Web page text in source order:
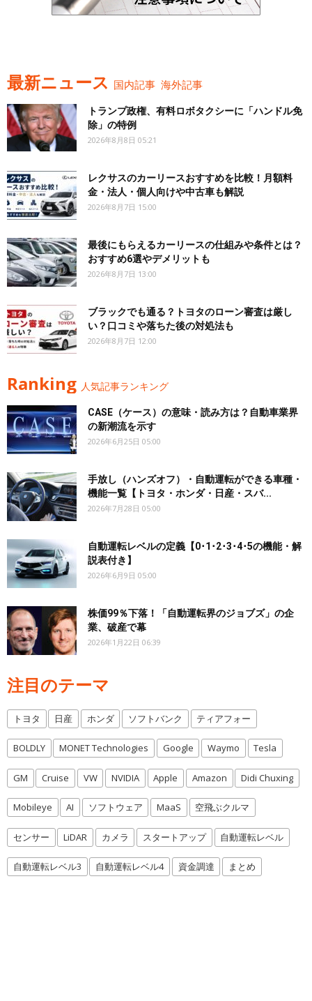
最新ニュース 国内記事 海外記事
トランプ政権、有料ロボタクシーに「ハンドル免
除」の特例
2026年8月8日 05:21
レクサスのカーリースおすすめを比較！月額料
金・法人・個人向けや中古車も解説
2026年8月7日 15:00
最後にもらえるカーリースの仕組みや条件とは？
おすすめ6選やデメリットも
2026年8月7日 13:00
ブラックでも通る？トヨタのローン審査は厳し
い？口コミや落ちた後の対処法も
2026年8月7日 12:00
Ranking 人気記事ランキング
CASE（ケース）の意味・読み方は？自動車業界
の新潮流を示す
2026年6月25日 05:00
手放し（ハンズオフ）・自動運転ができる車種・
機能一覧【トヨタ・ホンダ・日産・スバ...
2026年7月28日 05:00
自動運転レベルの定義【0･1･2･3･4･5の機能・解
説表付き】
2026年6月9日 05:00
株価99％下落！「自動運転界のジョブズ」の企
業、破産で幕
2026年1月22日 06:39
注目のテーマ
トヨタ 日産 ホンダ ソフトバンク ティアフォー
BOLDLY MONET Technologies Google Waymo Tesla
GM Cruise VW NVIDIA Apple Amazon Didi Chuxing
Mobileye AI ソフトウェア MaaS 空飛ぶクルマ
センサー LiDAR カメラ スタートアップ 自動運転レベル
自動運転レベル3 自動運転レベル4 資金調達 まとめ